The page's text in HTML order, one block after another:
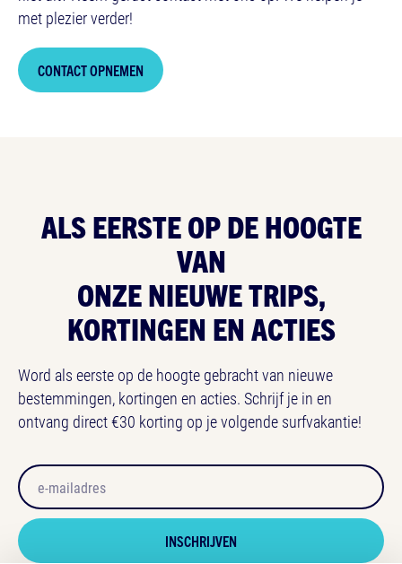
met plezier verder!
CONTACT OPNEMEN
ALS EERSTE OPDE HOOGTE
VAN
ONZE NIEUWE TRIPS,
KORTINGEN EN ACTIES
Word als eerste op de hoogte gebracht van nieuwe
bestemmingen, kortingen en acties. Schrijf je in en
ontvang direct €30 korting op je volgende surfvakantie!
Email
Honeypot
INSCHRIJVEN